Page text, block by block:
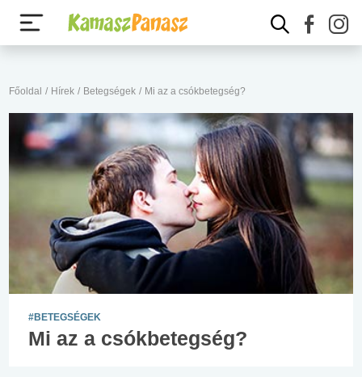
Főoldal / Hírek / Betegségek / Mi az a csókbetegség?
#BETEGSÉGEK
Mi az a csókbetegség?